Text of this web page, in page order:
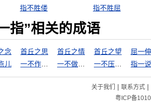
指不胜偻 指不胜屈
指”相关的成语
念 首丘之思 首丘之情 首丘之望
屈一
儿 指一
关于我们 | 联系方式|
粤ICP备